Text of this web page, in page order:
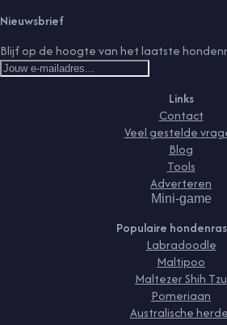
Nieuwsbrief
Blijf op de hoogte van het laatste
Links
Contact
Veel gestelde
Blog
Tools
Adverteren
Mini-game
Populaire
Labradoodle
Maltipoo
Maltezer Shih Tzu
Pomeriaan
Australische